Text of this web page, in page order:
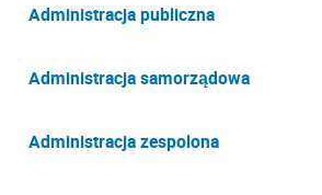
Administracja publiczna
Administracja samorządowa
Administracja zespolona